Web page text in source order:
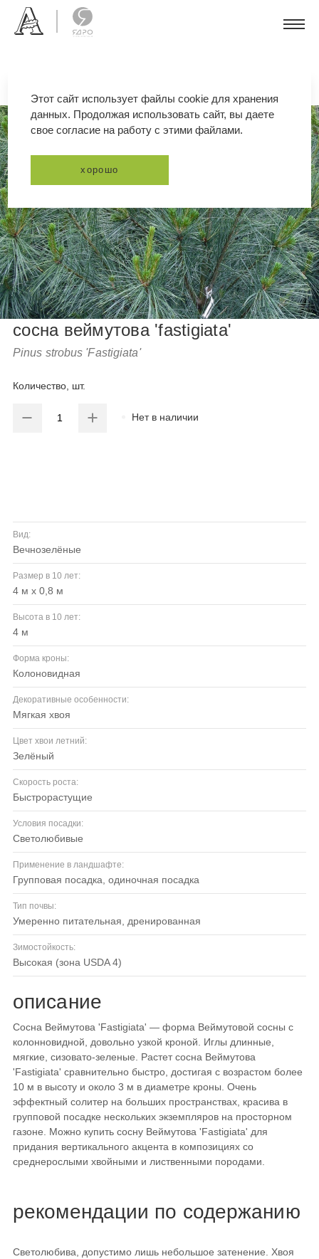
сосна веймутова 'fastigiata'
Pinus strobus 'Fastigiata'
Количество, шт.
Нет в наличии
Вид:
вечнозелёные
Размер в 10 лет:
4 м х 0,8 м
Высота в 10 лет:
4 м
Форма кроны:
колоновидная
Декоративные особенности:
мягкая хвоя
Цвет хвои летний:
зелёный
Скорость роста:
быстрорастущие
Условия посадки:
светолюбивые
Применение в ландшафте:
групповая посадка, одиночная посадка
Тип почвы:
умеренно питательная, дренированная
Зимостойкость:
высокая (зона USDA 4)
описание
Сосна Веймутова 'Fastigiata' — форма Веймутовой сосны с
колонновидной, довольно узкой кроной. Иглы длинные,
мягкие, сизовато-зеленые. Растет сосна Веймутова
'Fastigiata' сравнительно быстро, достигая с возрастом более
10 м в высоту и около 3 м в диаметре кроны. Очень
эффектный солитер на больших пространствах, красива в
групповой посадке нескольких экземпляров на просторном
газоне. Можно купить сосну Веймутова 'Fastigiata' для
придания вертикального акцента в композициях со
среднерослыми хвойными и лиственными породами.
рекомендации по содержанию
Светолюбива, допустимо лишь небольшое затенение. Хвоя
Этот сайт использует файлы cookie для хранения
данных. Продолжая использовать сайт, вы даете
свое согласие на работу с этими файлами.
хорошо